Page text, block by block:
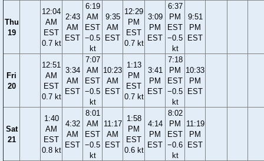
Thu
19
12:04
AM
EST
0.7 kt
2:43
AM
EST
6:19
AM
EST
−0.5
kt
9:35
AM
EST
12:29
PM
EST
0.7 kt
3:09
PM
EST
6:37
PM
EST
−0.5
kt
9:51
PM
EST
Fri
20
12:51
AM
EST
0.7 kt
3:34
AM
EST
7:07
AM
EST
−0.5
kt
10:23
AM
EST
1:13
PM
EST
0.7 kt
3:41
PM
EST
7:18
PM
EST
−0.5
kt
10:33
PM
EST
Sat
21
1:40
AM
EST
0.8 kt
4:32
AM
EST
8:01
AM
EST
−0.5
kt
11:17
AM
EST
1:58
PM
EST
0.6 kt
4:14
PM
EST
8:02
PM
EST
−0.6
kt
11:19
PM
EST